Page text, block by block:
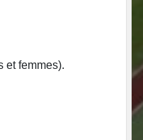
et femmes).